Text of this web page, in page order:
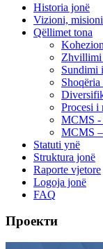
Historia jonë
Vizioni,
Qëllimet tona
Zhvillimi
Sundimi
Procesi i
MCMS -
MCMS –
Statuti ynë
Struktura jonë
Raporte vjetore
Logoja jonë
FAQ
Проекти